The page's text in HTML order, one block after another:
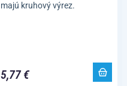
majú kruhový výrez.
5,77 €